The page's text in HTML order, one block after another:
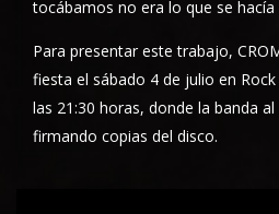
tocábamos no era lo que se hacía
Para presentar este trabajo,
fiesta el sábado 4 de julio en
las 21:30 horas, donde la banda
firmando copias del disco.